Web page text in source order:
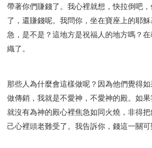
帶著你們賺錢了。我心裡就想，快拉倒吧
了，還賺錢呢。我問你，坐在寶座上的耶
急，是不是？這地方是祝福人的地方嗎？
織了。
那些人為什麼會這樣做呢？因為他們覺得
做傳銷，我就是不愛神，不愛神的殿。如
就沒有為神的殿心裡焦急如同火燒，非得
己心裡頭老難受了。我告訴你，錢這一關可